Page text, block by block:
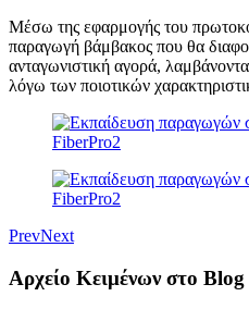
Μέσω της εφαρμογής του
παραγωγή βάμβακος που θα
ανταγωνιστική αγορά,
λόγω των ποιοτικών
PrevNext
Αρχείο Κειμένων στο Blog